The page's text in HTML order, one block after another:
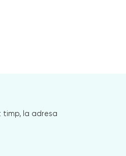
timp, la adresa